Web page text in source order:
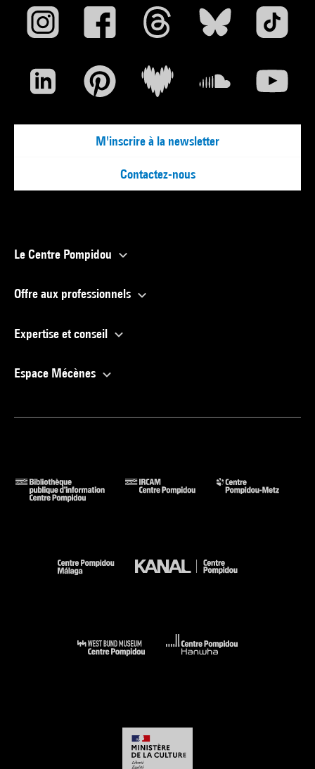
M'inscrire à la newsletter
Contactez-nous
Le Centre Pompidou
Offre aux professionnels
Expertise et conseil
Espace Mécènes